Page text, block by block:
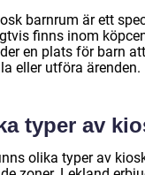
barnrum är ett
finns inom
en plats för barn
eller utföra ärenden.
typer av
olika typer av